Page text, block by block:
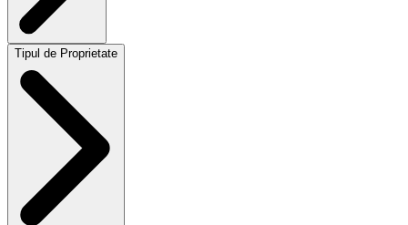
Tipul de Proprietate